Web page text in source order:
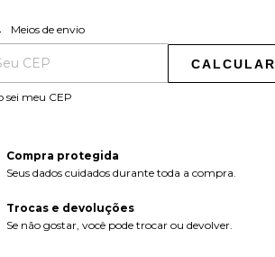
para o CEP:
Meios de envio
CALCULAR
sei meu CEP
Compra protegida
Seus dados cuidados durante toda a compra.
Trocas e devoluções
Se não gostar, você pode trocar ou devolver.